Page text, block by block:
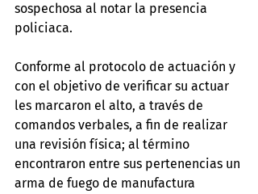
sospechosa al notar la presencia
policiaca.
Conforme al protocolo de actuación y
con el objetivo de verificar su actuar
les marcaron el alto, a través de
comandos verbales, a fin de realizar
una revisión física; al término
encontraron entre sus pertenencias un
arma de fuego de manufactura